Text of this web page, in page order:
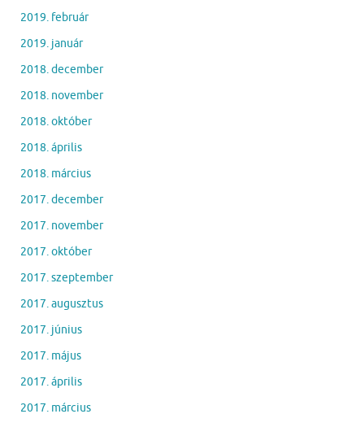
2019. február
2019. január
2018. december
2018. november
2018. október
2018. április
2018. március
2017. december
2017. november
2017. október
2017. szeptember
2017. augusztus
2017. június
2017. május
2017. április
2017. március